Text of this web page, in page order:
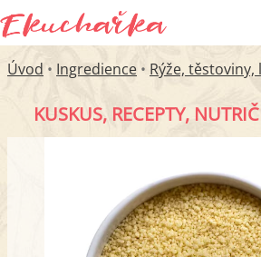
Úvod • Ingredience • Rýže,
KUSKUS, RECEPTY,